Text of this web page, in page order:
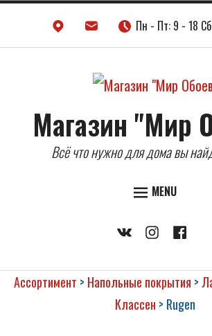
Пн - Пт: 9 - 18
Магазин "Мир
Всё что нужно для дома вы
MENU
ОБОИ
КЕРАМИЧЕСКАЯ ПЛИТКА
VkontakteInstagramFacebook
Ассортимент > Напольные покрытия >
Классен > Rugen